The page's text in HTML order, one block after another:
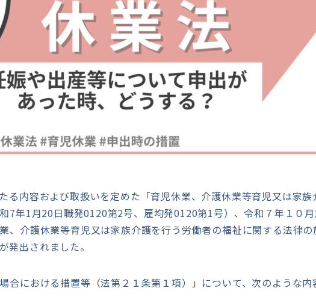
る内容および取扱いを定めた「育児休業、介護休業等育児又は家族
7年1月20日職発0120第2号、雇均発0120第1号）、令和７年１０
、介護休業等育児又は家族介護を行う労働者の福祉に関する法律の
出されました。
合における措置等（法第２１条第１項）」について、次のような内